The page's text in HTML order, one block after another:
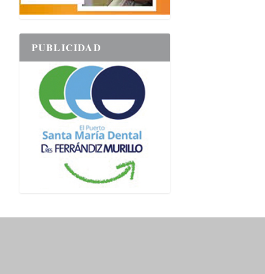
PUBLICIDAD